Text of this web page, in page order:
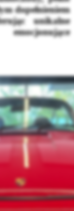
dopełnieniem
unikalne